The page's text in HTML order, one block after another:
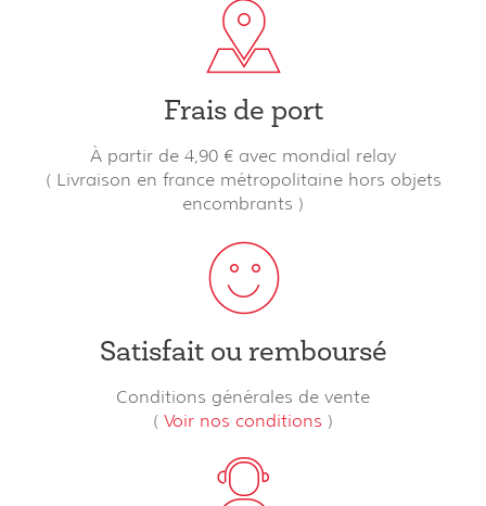
Frais de port
À partir de 4,90 € avec mondial relay
( Livraison en france métropolitaine hors objets
encombrants )
Satisfait ou remboursé
Conditions générales de vente
( Voir nos conditions )